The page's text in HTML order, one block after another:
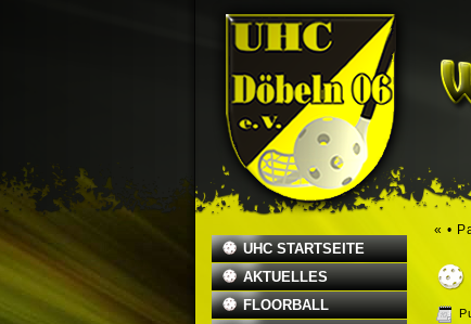
UHC STARTSEITE
AKTUELLES
FLOORBALL
« •